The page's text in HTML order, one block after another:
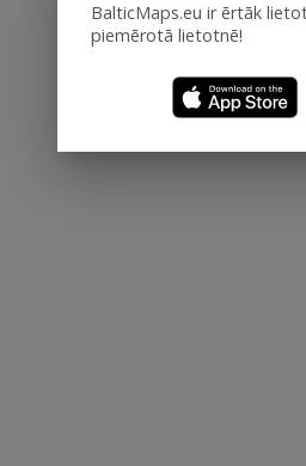
BalticMaps.eu ir ērtāk
piemērotā lietotnē!